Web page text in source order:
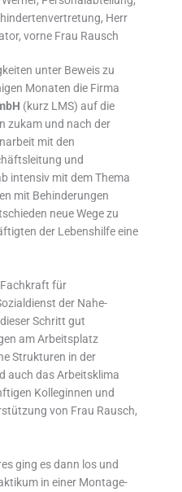
Herr
vorne Frau Rausch
unter Beweis zu
Monaten die Firma
(kurz LMS) auf die
zukam und nach der
mit den
und
intensiv mit dem Thema
mit Behinderungen
neue Wege zu
der Lebenshilfe eine
für
der Nahe-
Schritt gut
am Arbeitsplatz
Strukturen in der
auch das Arbeitsklima
Kolleginnen und
von Frau Rausch,
ging es dann los und
in einer Montage-